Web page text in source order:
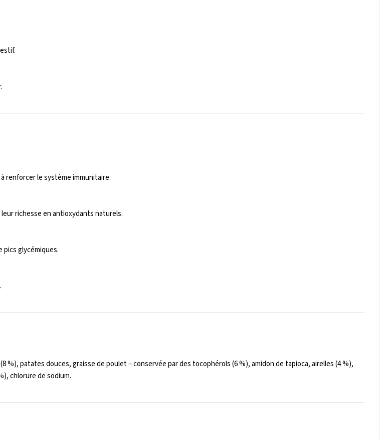
renforcer le système immunitaire.
richesse en antioxydants naturels.
pics glycémiques.
patates douces, graisse de poulet – conservée par des tocophérols (6 %), amidon de tapioca, airelles (4 %),
chlorure de sodium.